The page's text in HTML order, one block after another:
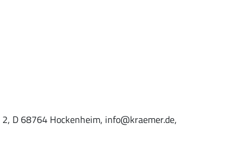
D 68764 Hockenheim, info@kraemer.de,